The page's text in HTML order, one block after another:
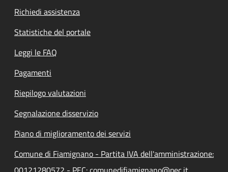
Richiedi assistenza
Statistiche del portale
Leggi le FAQ
Pagamenti
Riepilogo valutazioni
Segnalazione disservizio
Piano di miglioramento dei servizi
Comune di Fiamignano - Partita IVA dell'amministrazione: